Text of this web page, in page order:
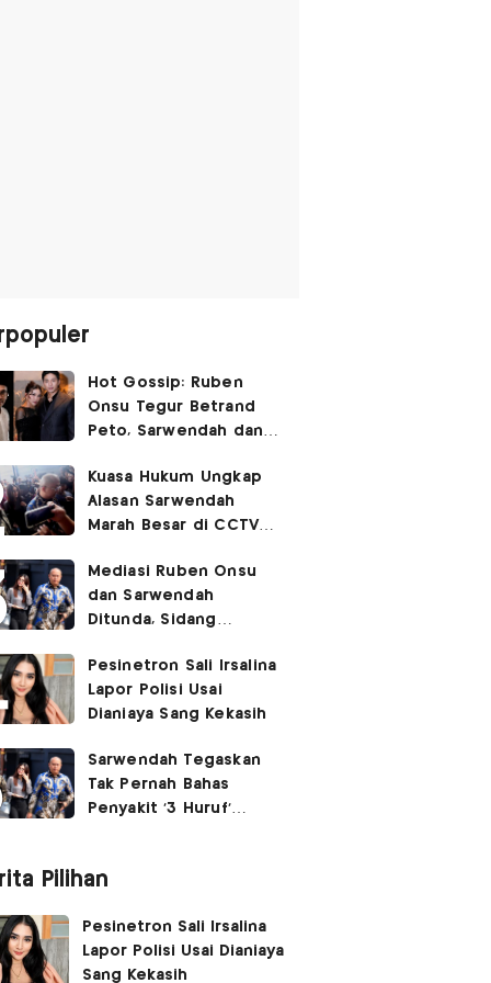
Hot Gossip: Ruben
Onsu Tegur Betrand
Peto, Sarwendah dan
Kemesraan
Kuasa Hukum Ungkap
Alasan Sarwendah
Marah Besar di CCTV
Kecewa Mendalam
Mediasi Ruben Onsu
dan Sarwendah
Ditunda, Sidang
Pesinetron Sali Irsalina
Lapor Polisi Usai
Dianiaya Sang Kekasih
Sarwendah Tegaskan
Tak Pernah Bahas
Penyakit '3 Huruf'
Pilihan
Pesinetron Sali Irsalina
Lapor Polisi Usai Dianiaya
Sang Kekasih